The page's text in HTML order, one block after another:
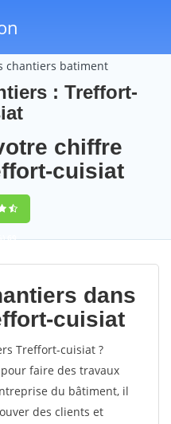
chantiers batiment
: Treffort-
chiffre
cuisiat
69
dans
cuisiat
Treffort-cuisiat ?
faire des travaux
du bâtiment, il
des clients et